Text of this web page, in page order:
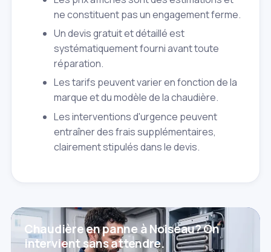
ne constituent pas un engagement ferme.
Un devis gratuit et détaillé est
systématiquement fourni avant toute
réparation.
Les tarifs peuvent varier en fonction de la
marque et du modèle de la chaudière.
Les interventions d'urgence peuvent
entraîner des frais supplémentaires,
clairement stipulés dans le devis.
Chaudière en panne à Noiseau? On
intervient sans attendre.